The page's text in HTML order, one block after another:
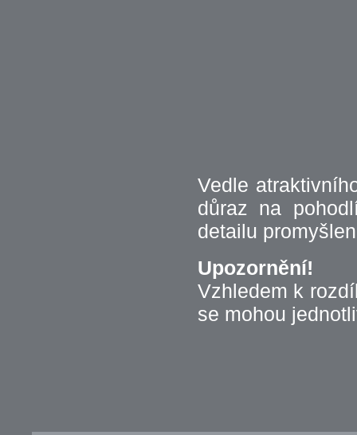
Vedle
důraz na
detailu
Upozornění!
Vzhledem k
se mohou